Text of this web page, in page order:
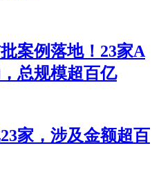
案例落地！23家A
总规模超百亿
家，涉及金额超百